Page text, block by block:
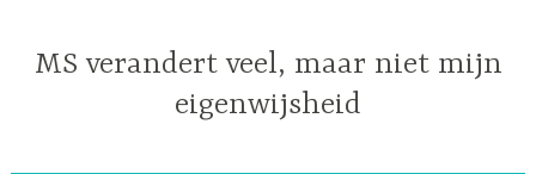
inhoud
MS verandert veel, maar niet mijn
eigenwijsheid